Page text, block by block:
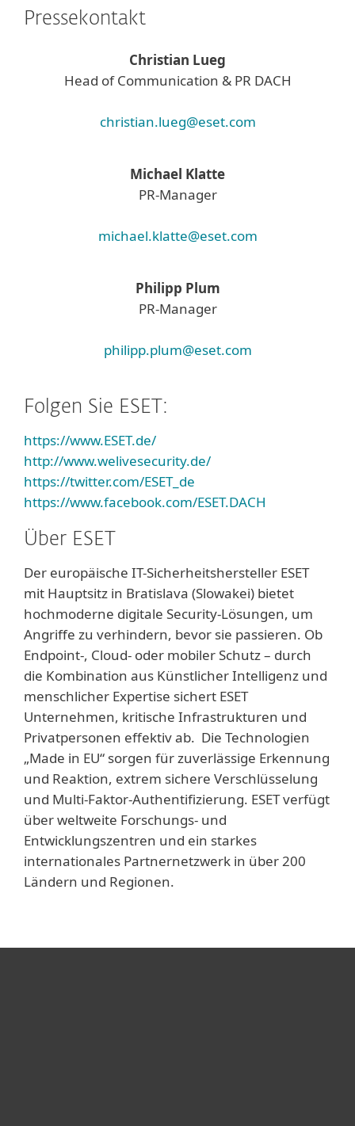
Pressekontakt
Christian Lueg
Head of Communication & PR DACH
christian.lueg@eset.com
Michael Klatte
PR-Manager
michael.klatte@eset.com
Philipp Plum
PR-Manager
philipp.plum@eset.com
Folgen Sie ESET:
https://www.ESET.de/
http://www.welivesecurity.de/
https://twitter.com/ESET_de
https://www.facebook.com/ESET.DACH
Über ESET
Der europäische IT-Sicherheitshersteller ESET
mit Hauptsitz in Bratislava (Slowakei) bietet
hochmoderne digitale Security-Lösungen, um
Angriffe zu verhindern, bevor sie passieren. Ob
Endpoint-, Cloud- oder mobiler Schutz – durch
die Kombination aus Künstlicher Intelligenz und
menschlicher Expertise sichert ESET
Unternehmen, kritische Infrastrukturen und
Privatpersonen effektiv ab. Die Technologien
„Made in EU“ sorgen für zuverlässige Erkennung
und Reaktion, extrem sichere Verschlüsselung
und Multi-Faktor-Authentifizierung. ESET verfügt
über weltweite Forschungs- und
Entwicklungszentren und ein starkes
internationales Partnernetzwerk in über 200
Ländern und Regionen.